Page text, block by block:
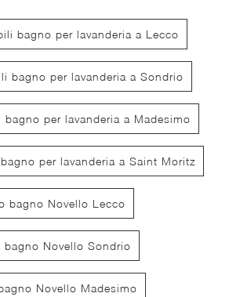
bagno per lavanderia a Lecco
bagno per lavanderia a Sondrio
per lavanderia a Madesimo
per lavanderia a Saint Moritz
bagno Novello Lecco
bagno Novello Sondrio
Novello Madesimo